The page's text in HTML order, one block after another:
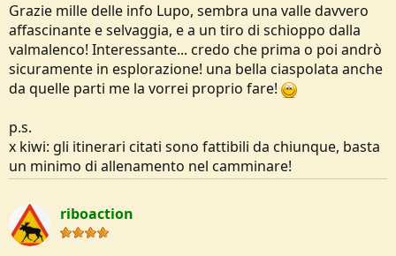
Grazie mille delle info Lupo, sembra una valle davvero
affascinante e selvaggia, e a un tiro di schioppo dalla
valmalenco! Interessante... credo che prima o poi andrò
sicuramente in esplorazione! una bella ciaspolata anche
da quelle parti me la vorrei proprio fare!
p.s.
x kiwi: gli itinerari citati sono fattibili da chiunque, basta
un minimo di allenamento nel camminare!
riboaction